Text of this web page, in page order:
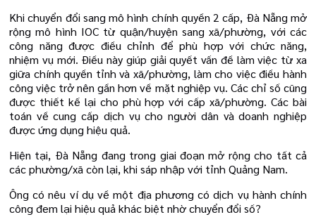
Khi chuyển đổi sang mô hình chính quyền 2 cấp, Đà Nẵng mở
rộng mô hình IOC từ quận/huyện sang xã/phường, với các
công năng được điều chỉnh để phù hợp với chức năng,
nhiệm vụ mới. Điều này giúp giải quyết vấn đề làm việc từ xa
giữa chính quyền tỉnh và xã/phường, làm cho việc điều hành
công việc trở nên gần hơn về mặt nghiệp vụ. Các chỉ số cũng
được thiết kế lại cho phù hợp với cấp xã/phường. Các bài
toán về cung cấp dịch vụ cho người dân và doanh nghiệp
được ứng dụng hiệu quả.
Hiện tại, Đà Nẵng đang trong giai đoạn mở rộng cho tất cả
các phường/xã còn lại, khi sáp nhập với tỉnh Quảng Nam.
Ông có nêu ví dụ về một địa phương có dịch vụ hành chính
công đem lại hiệu quả khác biệt nhờ chuyển đổi số?